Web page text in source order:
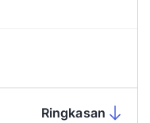
Ringkasan